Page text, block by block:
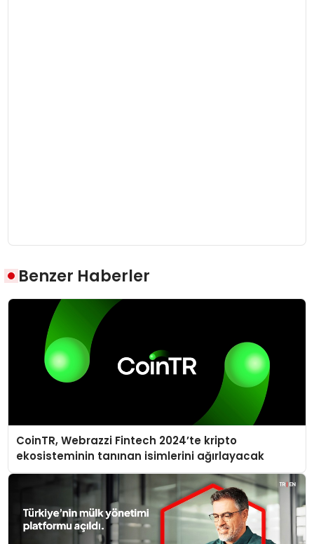
Benzer Haberler
CoinTR, Webrazzi Fintech 2024’te kripto
ekosisteminin tanınan isimlerini ağırlayacak